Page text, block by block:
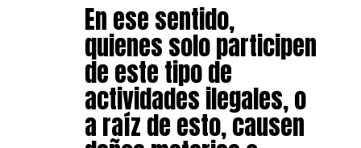
En ese sentido,
quienes solo participen
de este tipo de
actividades ilegales, o
a raíz de esto, causen